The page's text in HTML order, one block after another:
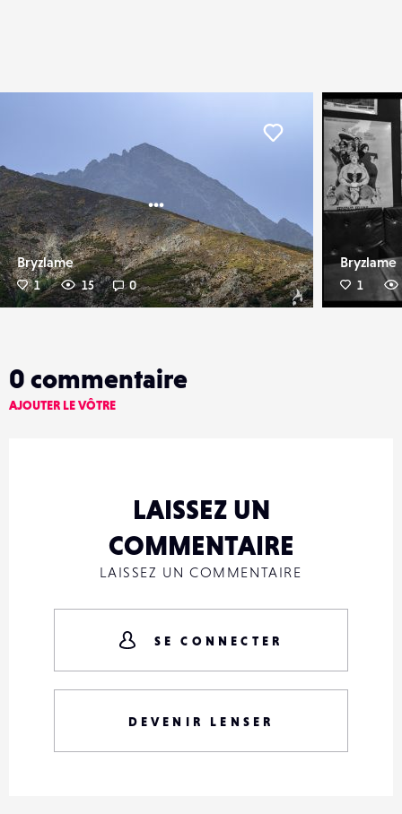
...
Bryzlame
1 15 0
Liker
Bryzlame
1
0 commentaire
AJOUTER LE VÔTRE
LAISSEZ UN
COMMENTAIRE
LAISSEZ UN COMMENTAIRE
SE CONNECTER
DEVENIR LENSER